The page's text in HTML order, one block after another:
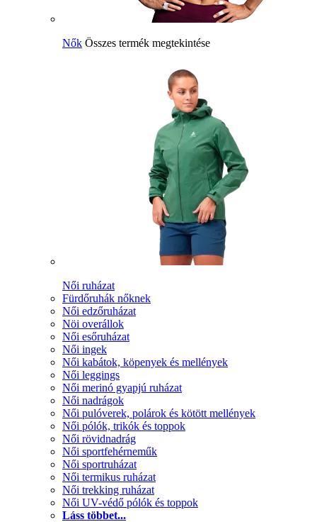
Nők Összes termék megtekintése
Női ruházat
Fürdőruhák nőknek
Női edzőruházat
Nöi overállok
Női esőruházat
Női ingek
Női kabátok, köpenyek és mellények
Női leggings
Női merinó gyapjú ruházat
Női nadrágok
Női pulóverek, polárok és kötött mellények
Női pólók, trikók és toppok
Női rövidnadrág
Női sportfehérneműk
Női sportruházat
Női termikus ruházat
Női trekking ruházat
Női UV-védő pólók és toppok
Láss többet...